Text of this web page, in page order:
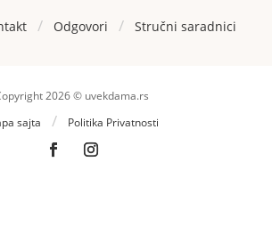
/ Odgovori /Stručni saradnici
2026 © uvekdama.rs
sajta
/ Politika Privatnosti